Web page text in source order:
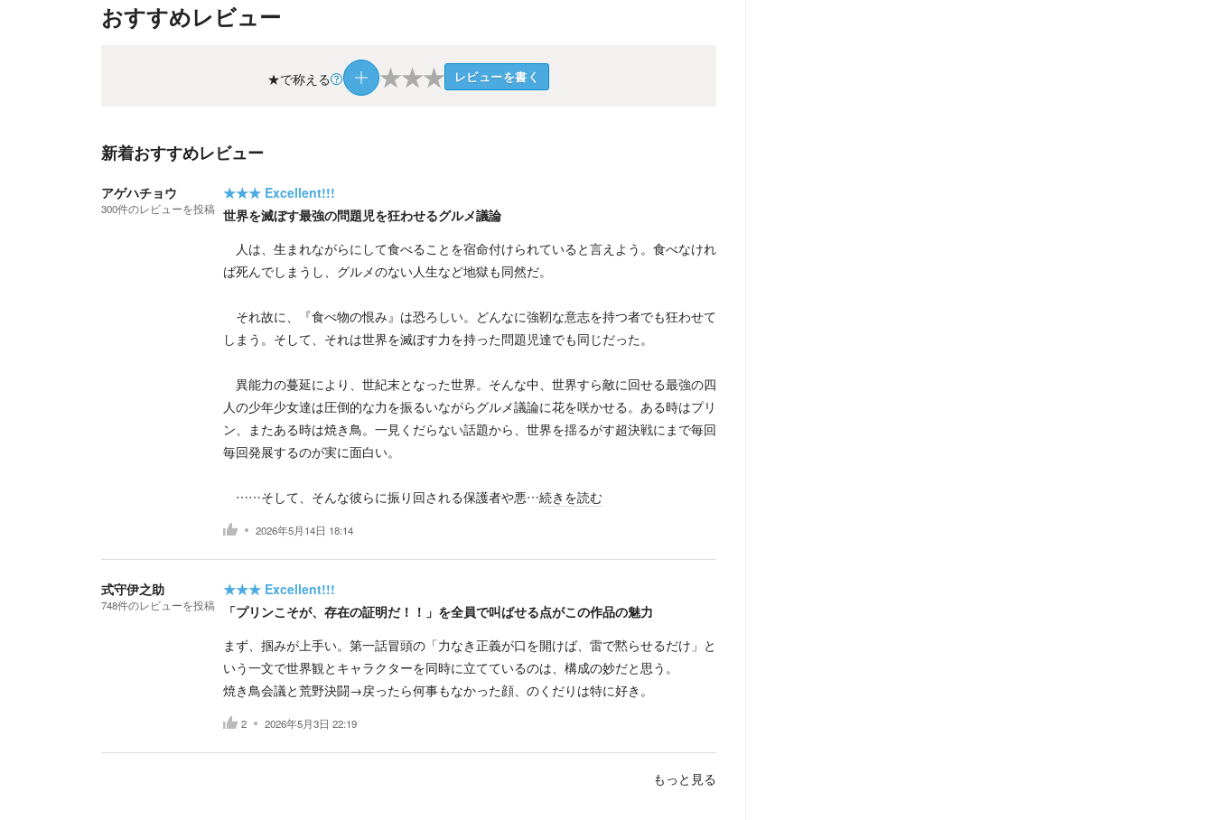
おすすめレビュー
★で称える ★★★ レビューを書く
新着おすすめレビュー
アゲハチョウ
300件のレビューを投稿
★★★ Excellent!!!
世界を滅ぼす最強の問題児を狂わせるグルメ議論
人は、生まれながらにして食べることを宿命付けられていると言えよう。食べなけれ
ば死んでしまうし、グルメのない人生など地獄も同然だ。
それ故に、『食べ物の恨み』は恐ろしい。どんなに強靭な意志を持つ者でも狂わせて
しまう。そして、それは世界を滅ぼす力を持った問題児達でも同じだった。
異能力の蔓延により、世紀末となった世界。そんな中、世界すら敵に回せる最強の四
人の少年少女達は圧倒的な力を振るいながらグルメ議論に花を咲かせる。ある時はプリ
ン、またある時は焼き鳥。一見くだらない話題から、世界を揺るがす超決戦にまで毎回
毎回発展するのが実に面白い。
……そして、そんな彼らに振り回される保護者や悪…続きを読む
2026年5月14日 18:14
式守伊之助
748件のレビューを投稿
★★★ Excellent!!!
「プリンこそが、存在の証明だ！！」を全員で叫ばせる点がこの作品の魅力
まず、掴みが上手い。第一話冒頭の「力なき正義が口を開けば、雷で黙らせるだけ」と
いう一文で世界観とキャラクターを同時に立てているのは、構成の妙だと思う。
焼き鳥会議と荒野決闘→戻ったら何事もなかった顔、のくだりは特に好き。
2 2026年5月3日 22:19
もっと見る